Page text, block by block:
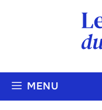
MENU